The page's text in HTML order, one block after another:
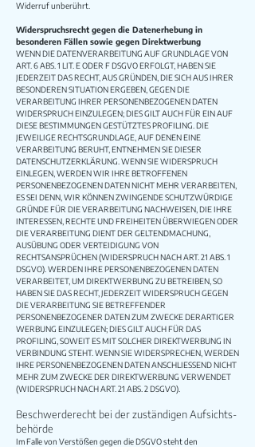
Widerruf unberührt.
Widerspruchsrecht gegen die Datenerhebung in
besonderen Fällen sowie gegen Direktwerbung
WENN DIE DATENVERARBEITUNG AUF GRUNDLAGE VON
ART. 6 ABS. 1 LIT. E ODER F DSGVO ERFOLGT, HABEN SIE
JEDERZEIT DAS RECHT, AUS GRÜNDEN, DIE SICH AUS IHRER
BESONDEREN SITUATION ERGEBEN, GEGEN DIE
VERARBEITUNG IHRER PERSONENBEZOGENEN DATEN
WIDERSPRUCH EINZULEGEN; DIES GILT AUCH FÜR EIN AUF
DIESE BESTIMMUNGEN GESTÜTZTES PROFILING. DIE
JEWEILIGE RECHTSGRUNDLAGE, AUF DENEN EINE
VERARBEITUNG BERUHT, ENTNEHMEN SIE DIESER
DATENSCHUTZERKLÄRUNG. WENN SIE WIDERSPRUCH
EINLEGEN, WERDEN WIR IHRE BETROFFENEN
PERSONENBEZOGENEN DATEN NICHT MEHR VERARBEITEN,
ES SEI DENN, WIR KÖNNEN ZWINGENDE SCHUTZWÜRDIGE
GRÜNDE FÜR DIE VERARBEITUNG NACHWEISEN, DIE IHRE
INTERESSEN, RECHTE UND FREIHEITEN ÜBERWIEGEN ODER
DIE VERARBEITUNG DIENT DER GELTENDMACHUNG,
AUSÜBUNG ODER VERTEIDIGUNG VON
RECHTSANSPRÜCHEN (WIDERSPRUCH NACH ART. 21 ABS. 1
DSGVO). WERDEN IHRE PERSONENBEZOGENEN DATEN
VERARBEITET, UM DIREKTWERBUNG ZU BETREIBEN, SO
HABEN SIE DAS RECHT, JEDERZEIT WIDERSPRUCH GEGEN
DIE VERARBEITUNG SIE BETREFFENDER
PERSONENBEZOGENER DATEN ZUM ZWECKE DERARTIGER
WERBUNG EINZULEGEN; DIES GILT AUCH FÜR DAS
PROFILING, SOWEIT ES MIT SOLCHER DIREKTWERBUNG IN
VERBINDUNG STEHT. WENN SIE WIDERSPRECHEN, WERDEN
IHRE PERSONENBEZOGENEN DATEN ANSCHLIESSEND NICHT
MEHR ZUM ZWECKE DER DIREKTWERBUNG VERWENDET
(WIDERSPRUCH NACH ART. 21 ABS. 2 DSGVO).
Beschwerde­recht bei der zuständigen Aufsichts­
behörde
Im Falle von Verstößen gegen die DSGVO steht den